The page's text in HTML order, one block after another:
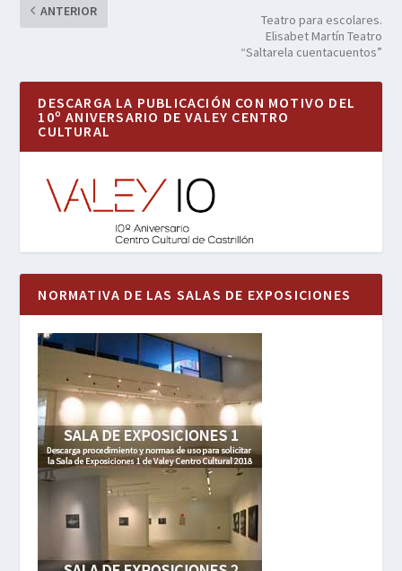
ANTERIOR
Teatro para escolares.
Elisabet Martín Teatro
“Saltarela cuentacuentos”
DESCARGA LA PUBLICACIÓN CON MOTIVO DEL
10º ANIVERSARIO DE VALEY CENTRO
CULTURAL
NORMATIVA DE LAS SALAS DE EXPOSICIONES